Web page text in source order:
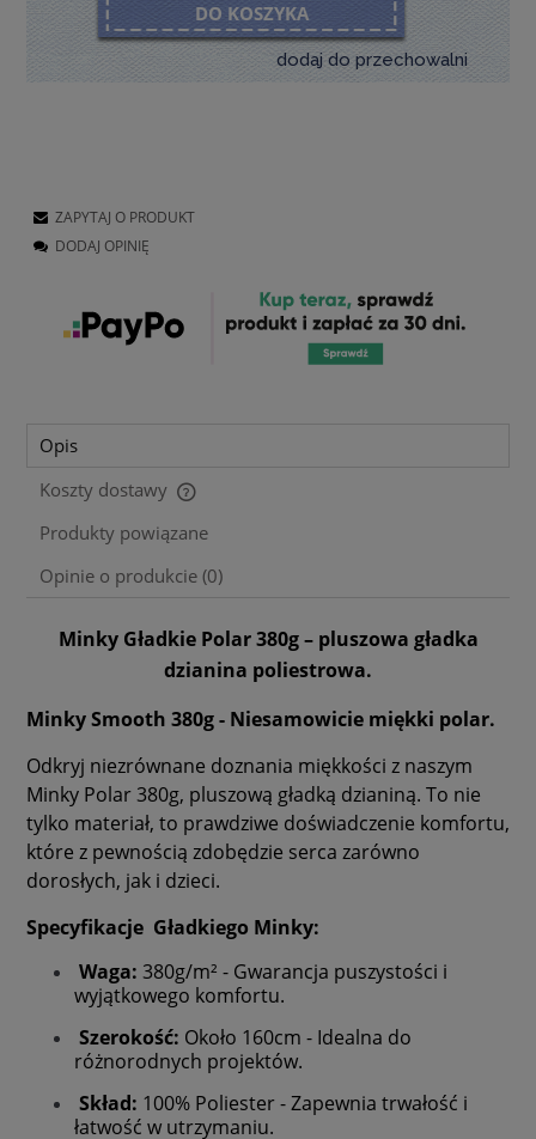
DO KOSZYKA
dodaj do przechowalni
ZAPYTAJ O PRODUKT
DODAJ OPINIĘ
Opis
Koszty dostawy
Cena nie zawiera ewentualnych kosztów płatności
Produkty powiązane
Opinie o produkcie (0)
Minky Gładkie Polar 380g – pluszowa gładka
dzianina poliestrowa.
Minky Smooth 380g - Niesamowicie miękki polar.
Odkryj niezrównane doznania miękkości z naszym
Minky Polar 380g, pluszową gładką dzianiną. To nie
tylko materiał, to prawdziwe doświadczenie komfortu,
które z pewnością zdobędzie serca zarówno
dorosłych, jak i dzieci.
Specyfikacje Gładkiego Minky:
Waga: 380g/m² - Gwarancja puszystości i
wyjątkowego komfortu.
Szerokość: Około 160cm - Idealna do
różnorodnych projektów.
Skład: 100% Poliester - Zapewnia trwałość i
łatwość w utrzymaniu.